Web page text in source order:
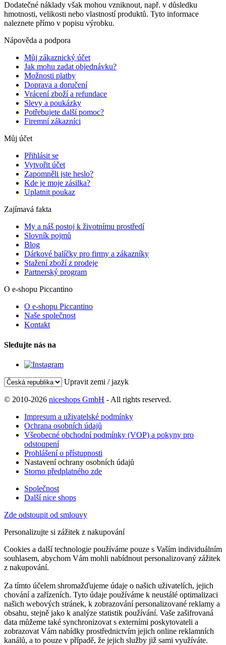
Dodatečné náklady však mohou vzniknout, např. v důsledku
hmotnosti, velikosti nebo vlastností produktů. Tyto informace
naleznete přímo v popisu výrobku.
Nápověda a podpora
Můj zákaznický účet
Jak mohu zadat objednávku?
Možnosti platby
Doprava a doručení
Vrácení zboží a refundace
Slevy a poukázky
Potřebujete další pomoc?
Firemní zákazníci
Můj účet
Přihlásit se
Vytvořit účet
Zapomněli jste heslo?
Kde je moje zásilka?
Uplatnit poukaz
Zajímavá fakta
My a náš postoj k životnímu prostředí
Slovník pojmů
Blog
Dárkové balíčky pro firmy a zákazníky
Stažení zboží z prodeje
Partnerský program
O e-shopu Piccantino
O e-shopu Piccantino
Naše společnost
Kontakt
Sledujte nás na
Upravit zemi / jazyk
© 2010-2026 niceshops GmbH - All rights reserved.
Impresum a uživatelské podmínky
Ochrana osobních údajů
Všeobecné obchodní podmínky (VOP) a pokyny pro
odstoupení
Prohlášení o přístupnosti
Nastavení ochrany osobních údajů
Storno předplatného zde
Společnost
Další nice shops
Zde odstoupit od smlouvy
Personalizujte si zážitek z nakupování
Cookies a další technologie používáme pouze s Vaším individuálním
souhlasem, abychom Vám mohli nabídnout personalizovaný zážitek
z nakupování.
Za tímto účelem shromažďujeme údaje o našich uživatelích, jejich
chování a zařízeních. Tyto údaje používáme k neustálé optimalizaci
našich webových stránek, k zobrazování personalizované reklamy a
obsahu, stejně jako k analýze statistik používání. Vaše zašifrovaná
data můžeme také synchronizovat s externími poskytovateli a
zobrazovat Vám nabídky prostřednictvím jejich online reklamních
kanálů, a to pouze v případě, že jejich služby již sami využíváte.